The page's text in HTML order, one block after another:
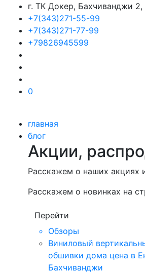
г. ТК Докер, Бахчиванджи
+7(343)271-55-99
+7(343)271-77-99
+79826945599
0
главная
блог
Акции,
Расскажем о наших акциях
Расскажем о новинках на
Перейти
Обзоры
Виниловый
обшивки дома цена в
Бахчиванджи